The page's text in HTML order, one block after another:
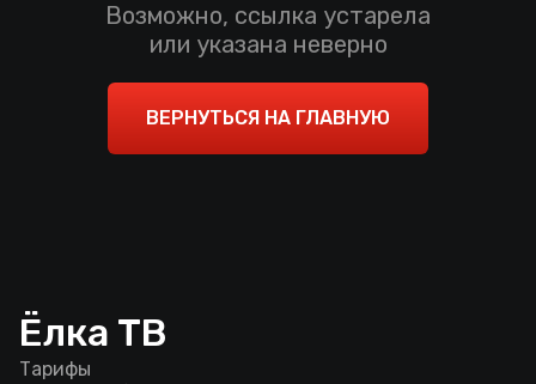
Возможно, ссылка устарела
или указана неверно
ВЕРНУТЬСЯ НА ГЛАВНУЮ
Ёлка ТВ
Тарифы